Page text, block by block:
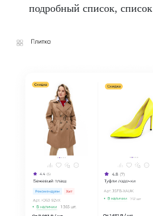
подробный список, список